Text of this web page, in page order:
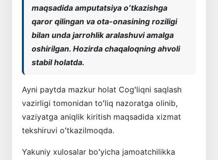
maqsadida amputatsiya oʻtkazishga
qaror qilingan va ota-onasining roziligi
bilan unda jarrohlik aralashuvi amalga
oshirilgan. Hozirda chaqaloqning ahvoli
stabil holatda.
Ayni paytda mazkur holat Cogʻliqni saqlash
vazirligi tomonidan toʻliq nazoratga olinib,
vaziyatga aniqlik kiritish maqsadida xizmat
tekshiruvi oʻtkazilmoqda.
Yakuniy xulosalar boʻyicha jamoatchilikka